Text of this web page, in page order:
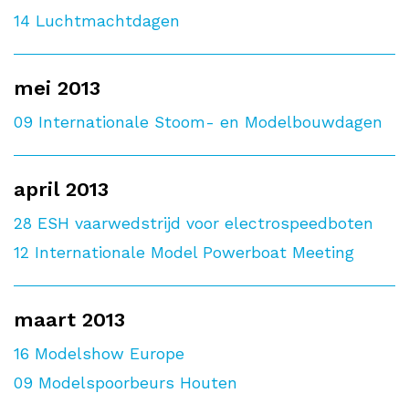
14 Luchtmachtdagen
mei 2013
09 Internationale Stoom- en Modelbouwdagen
april 2013
28 ESH vaarwedstrijd voor electrospeedboten
12 Internationale Model Powerboat Meeting
maart 2013
16 Modelshow Europe
09 Modelspoorbeurs Houten